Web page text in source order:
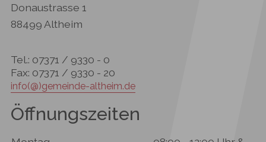
Donaustrasse 1
88499 Altheim
Tel.: 07371 / 9330 - 0
Fax: 07371 / 9330 - 20
info(@)gemeinde-altheim.de
Öffnungszeiten